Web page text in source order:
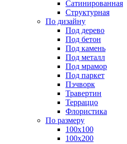
Сатинированная
Структурная
По дизайну
Под дерево
Под бетон
Под камень
Под металл
Под мрамор
Под паркет
Пэчворк
Травертин
Терраццо
Флористика
По размеру
100х100
100х200